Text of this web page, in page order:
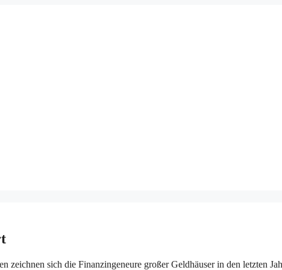
sich die Finanzingeneure großer Geldhäuser in den letzten